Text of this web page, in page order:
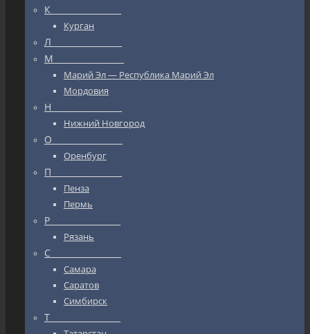
К_________________
Курган
Л_________________
М_________________
Марий Эл — Республика Марий Эл
Мордовия
Н_________________
Нижний Новгород
О_________________
Оренбург
П_________________
Пенза
Пермь
Р_________________
Рязань
С_________________
Самара
Саратов
Симбирск
Т_________________